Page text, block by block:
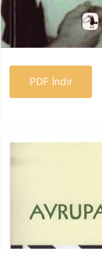
PDF İndir